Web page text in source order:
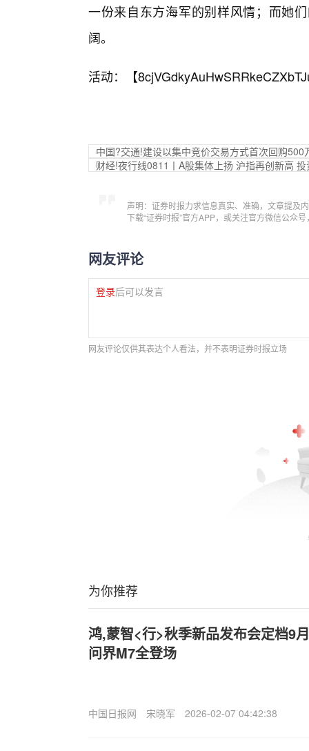
一份来自东方海军的别样风情；而她
阔。
活动：【
中国?交通!建设以集中竞价交易方式首次回购500
财经!夜行线0811丨A股集体上扬 沪指再创新高
声明：证券时报力求信息真实、准确，文章提及
下载“证券时报”官方APP，或关注官方微信公众
网友评论
登录后可以发言
网友评论仅供其表达个人看法，并不表明证券时报立场
为你推荐
鸿,蒙智<行>秋季新品发布会定档9
问界M7全登场
中国日报网 宋晓军 2026-02-07 04:42:38